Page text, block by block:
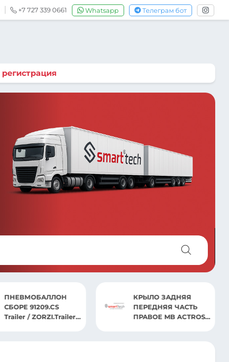
+7 727 339 0661 Whatsapp Телеграм бот
регистрация
КРЫЛО ЗАДНЯЯ
ПЕРЕДНЯЯ ЧАСТЬ
ПРАВОЕ MB ACTROS
НАТЯЖИТЕЛЬ РЕМНЯ
ACTROS МP4 МP5